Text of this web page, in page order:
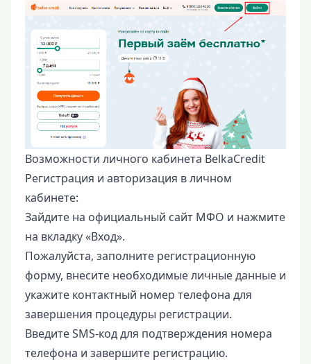
Возможности личного кабинета BelkaCredit
Регистрация и авторизация в личном
кабинете:
Зайдите на официальный сайт МФО и нажмите
на вкладку «Вход».
Пожалуйста, заполните регистрационную
форму, внесите необходимые личные данные и
укажите контактный номер телефона для
завершения процедуры регистрации.
Введите SMS-код для подтверждения номера
телефона и завершите регистрацию.